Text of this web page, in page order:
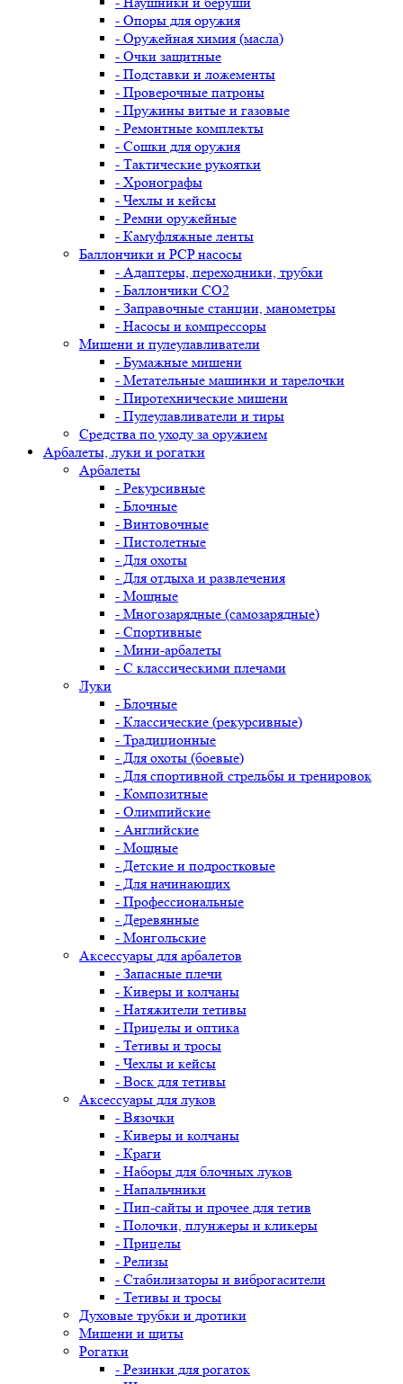
- Опоры для оружия
- Оружейная химия (масла)
- Очки защитные
- Подставки и ложементы
- Проверочные патроны
- Пружины витые и газовые
- Ремонтные комплекты
- Сошки для оружия
- Тактические рукоятки
- Хронографы
- Чехлы и кейсы
- Ремни оружейные
- Камуфляжные ленты
Баллончики и PCP насосы
- Адаптеры, переходники, трубки
- Баллончики CO2
- Заправочные станции, манометры
- Насосы и компрессоры
Мишени и пулеулавливатели
- Бумажные мишени
- Метательные машинки и тарелочки
- Пиротехнические мишени
- Пулеулавливатели и тиры
Средства по уходу за оружием
Арбалеты, луки и рогатки
Арбалеты
- Рекурсивные
- Блочные
- Винтовочные
- Пистолетные
- Для охоты
- Для отдыха и развлечения
- Мощные
- Многозарядные (самозарядные)
- Спортивные
- Мини-арбалеты
- С классическими плечами
Луки
- Блочные
- Классические (рекурсивные)
- Традиционные
- Для охоты (боевые)
- Для спортивной стрельбы и тренировок
- Композитные
- Олимпийские
- Английские
- Мощные
- Детские и подростковые
- Для начинающих
- Профессиональные
- Деревянные
- Монгольские
Аксессуары для арбалетов
- Запасные плечи
- Киверы и колчаны
- Натяжители тетивы
- Прицелы и оптика
- Тетивы и тросы
- Чехлы и кейсы
- Воск для тетивы
Аксессуары для луков
- Вязочки
- Киверы и колчаны
- Краги
- Наборы для блочных луков
- Напальчники
- Пип-сайты и прочее для тетив
- Полочки, плунжеры и кликеры
- Прицелы
- Релизы
- Стабилизаторы и виброгасители
- Тетивы и тросы
Духовые трубки и дротики
Мишени и щиты
Рогатки
- Резинки для рогаток